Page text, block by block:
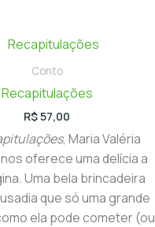
Conto
Recapitulações
R$57,00
, Maria Valéria
oferece uma delícia a
Uma bela brincadeira
que só uma grande
ela pode cometer (ou